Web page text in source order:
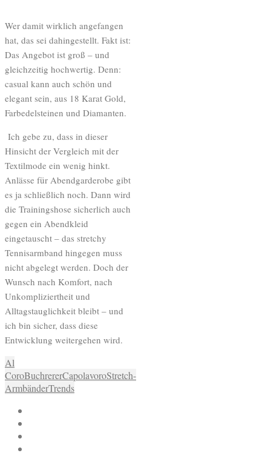
Wer damit wirklich angefangen
hat, das sei dahingestellt. Fakt ist:
Das Angebot ist groß – und
gleichzeitig hochwertig. Denn:
casual kann auch schön und
elegant sein, aus 18 Karat Gold,
Farbedelsteinen und Diamanten.
Ich gebe zu, dass in dieser
Hinsicht der Vergleich mit der
Textilmode ein wenig hinkt.
Anlässe für Abendgarderobe gibt
es ja schließlich noch. Dann wird
die Trainingshose sicherlich auch
gegen ein Abendkleid
eingetauscht – das stretchy
Tennisarmband hingegen muss
nicht abgelegt werden. Doch der
Wunsch nach Komfort, nach
Unkompliziertheit und
Alltagstauglichkeit bleibt – und
ich bin sicher, dass diese
Entwicklung weitergehen wird.
Al
CoroBuchrererCapolavoroStretch-
ArmbänderTrends